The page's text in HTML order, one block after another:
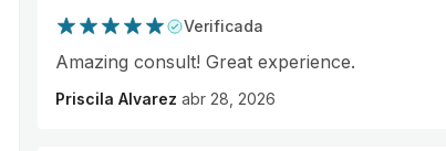
Verificada
Amazing consult! Great experience.
Priscila Alvarez abr 28, 2026